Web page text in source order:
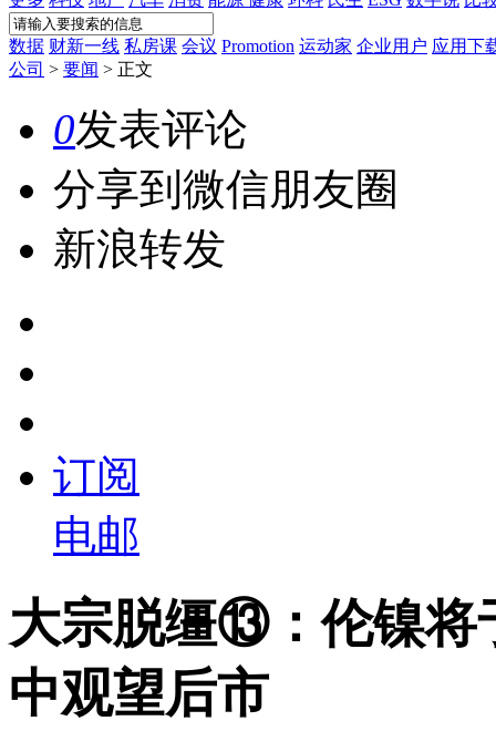
数据 财新一线 私房课 会议 Promotion 运动家 企业用户 应用下
公司 > 要闻 > 正文
0发表评论
分享到微信朋友圈
新浪转发
订阅
电邮
大宗脱缰⑬：伦镍将
中观望后市